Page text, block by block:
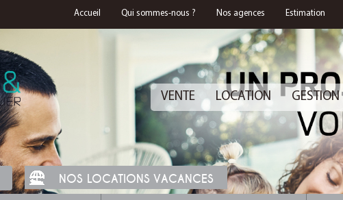
Accueil Qui sommes-nous ? Nos agences Estimation
VENTE LOCATION GESTION
NOS LOCATIONS VACANCES